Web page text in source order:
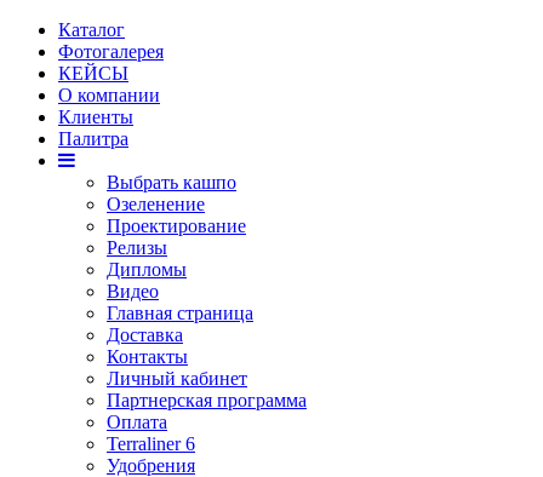
Каталог
Фотогалерея
КЕЙСЫ
О компании
Клиенты
Палитра
Выбрать кашпо
Озеленение
Проектирование
Релизы
Дипломы
Видео
Главная страница
Доставка
Контакты
Личный кабинет
Партнерская программа
Оплата
Terraliner 6
Удобрения